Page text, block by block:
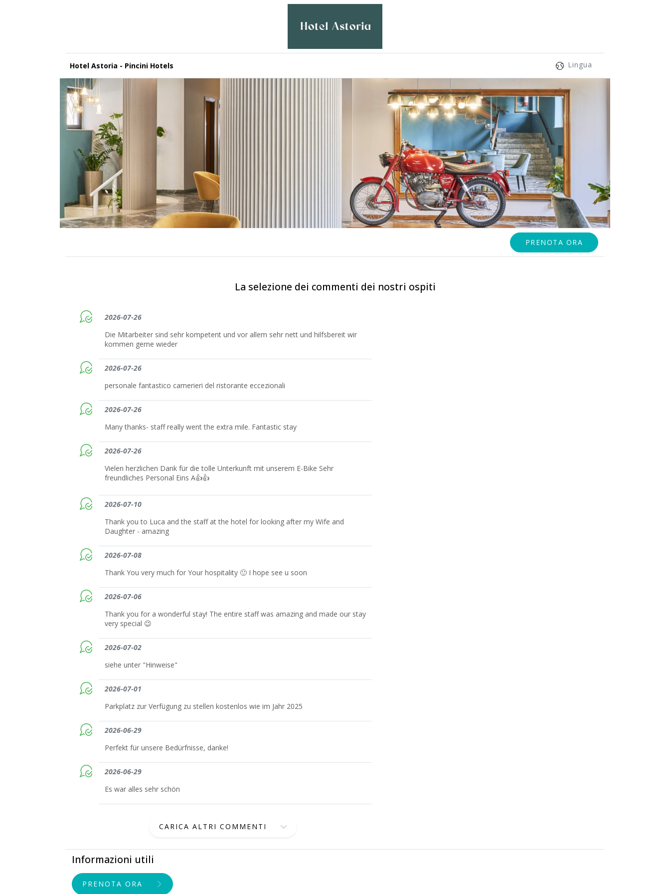
Hotel Astoria - Pincini Hotels Lingua
PRENOTA ORA
La selezione dei commenti dei nostri ospiti
2026-07-26
Die Mitarbeiter sind sehr kompetent und vor allem sehr nett und hilfsbereit wir
kommen gerne wieder
2026-07-26
personale fantastico camerieri del ristorante eccezionali
2026-07-26
Many thanks- staff really went the extra mile. Fantastic stay
2026-07-26
Vielen herzlichen Dank für die tolle Unterkunft mit unserem E-Bike Sehr
freundliches Personal Eins A👍👍
2026-07-10
Thank you to Luca and the staff at the hotel for looking after my Wife and
Daughter - amazing
2026-07-08
Thank You very much for Your hospitality 🙂 I hope see u soon
2026-07-06
Thank you for a wonderful stay! The entire staff was amazing and made our stay
very special 😉
2026-07-02
siehe unter "Hinweise"
2026-07-01
Parkplatz zur Verfügung zu stellen kostenlos wie im Jahr 2025
2026-06-29
Perfekt für unsere Bedürfnisse, danke!
2026-06-29
Es war alles sehr schön
CARICA ALTRI COMMENTI
Informazioni utili
PRENOTA ORA